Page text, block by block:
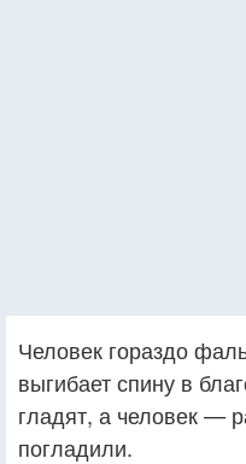
Человек гораздо
выгибает спину в
гладят, а человек —
погладили.